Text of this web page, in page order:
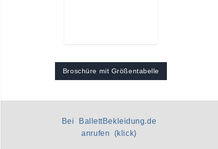
Broschüre mit Größentabelle
Bei BallettBekleidung.de
anrufen (klick)